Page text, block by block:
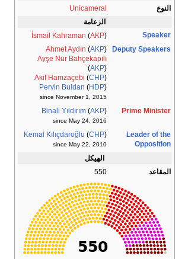
النوع
Unicameral
الزعامة
Speaker
İsmail Kahraman (AKP)
Deputy Speakers
Ahmet Aydın (AKP)
Ayşe Nur Bahçekapılı
(AKP)
Akif Hamzaçebi (CHP)
Pervin Buldan (HDP)
since November 1, 2015
Prime Minister
Binali Yıldırım (AKP)
since May 24, 2016
Leader of the
Opposition
Kemal Kılıçdaroğlu (CHP)
since May 22, 2010
الهيكل
المقاعد
550